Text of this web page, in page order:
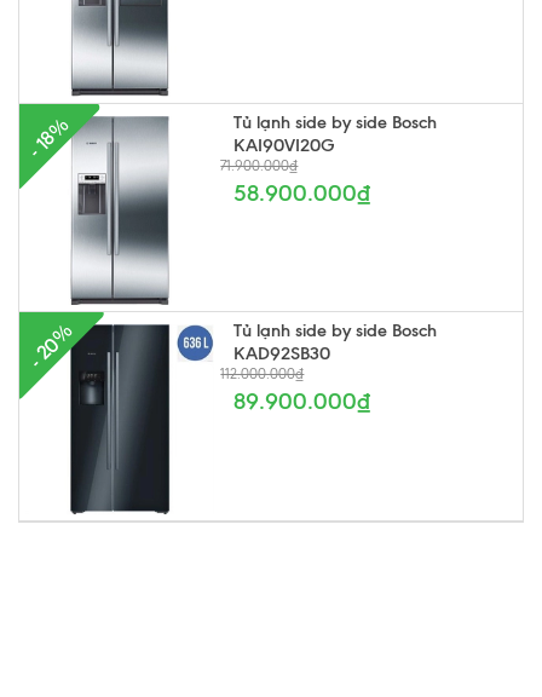
- 18%
Tủ lạnh side by side Bosch
KAI90VI20G
71.900.000₫
58.900.000₫
- 20%
Tủ lạnh side by side Bosch
KAD92SB30
112.000.000₫
89.900.000₫